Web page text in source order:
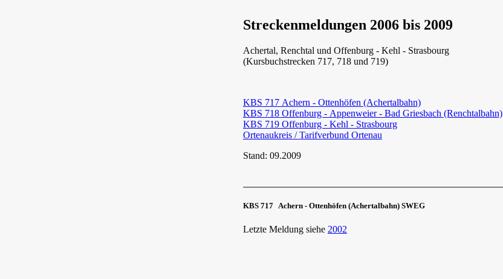
Streckenmeldungen 2006 bis 2009
Achertal, Renchtal und Offenburg - Kehl - Strasbourg
(Kursbuchstrecken 717, 718 und 719)
KBS 717 Achern - Ottenhöfen (Achertalbahn)
KBS 718 Offenburg - Appenweier - Bad Griesbach (Renchtalbahn)
KBS 719 Offenburg - Kehl - Strasbourg
Ortenaukreis / Tarifverbund Ortenau
Stand: 09.2009
KBS 717 Achern - Ottenhöfen (Achertalbahn) SWEG
Letzte Meldung siehe 2002